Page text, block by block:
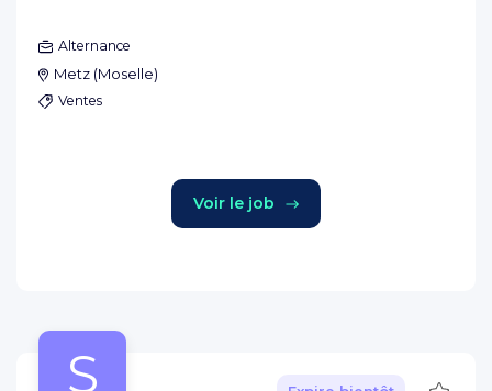
Alternance
Metz (Moselle)
Ventes
Voir le job
S